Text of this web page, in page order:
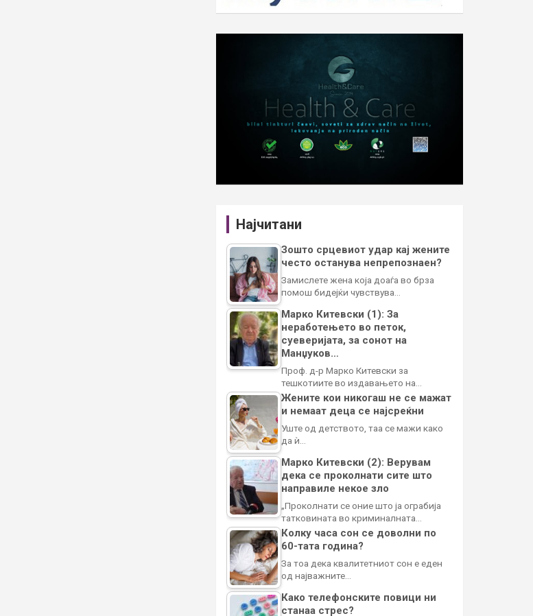
Најчитани
Зошто срцевиот удар кај жените
често останува непрепознаен?
Замислете жена која доаѓа во брза
помош бидејќи чувствува…
Марко Китевски (1): За
неработењето во петок,
суеверијата, за сонот на
Манџуков…
Проф. д-р Марко Китевски за
тешкотиите во издавањето на…
Жените кои никогаш не се мажат
и немаат деца се најсреќни
Уште од детството, таа се мажи како
да ѝ…
Марко Китевски (2): Верувам
дека се проколнати сите што
направиле некое зло
„Проколнати се оние што ја ограбија
татковината во криминалната…
Колку часа сон се доволни по
60-тата година?
За тоа дека квалитетниот сон е еден
од најважните…
Како телефонските повици ни
станаа стрес?